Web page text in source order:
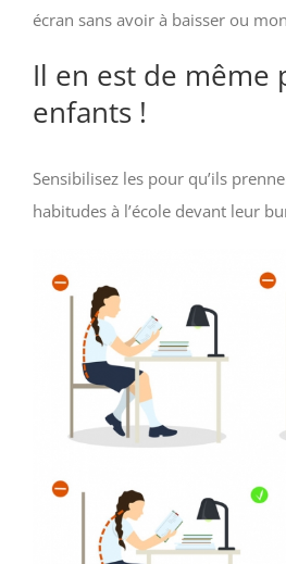
écran sans avoir à baisser ou
Il en est de même
enfants !
Sensibilisez les pour qu’ils
habitudes à l’école devant leur